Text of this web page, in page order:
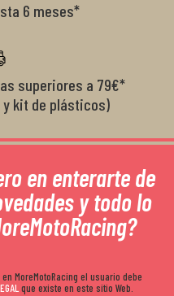
6 meses*
superiores a 79€*
kit de plásticos)
en enterarte de
y todo lo
MoreMotoRacing el usuario debe
que existe en este sitio Web.